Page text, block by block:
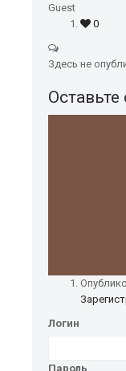
Guest
0
Здесь не
Логин
Пароль